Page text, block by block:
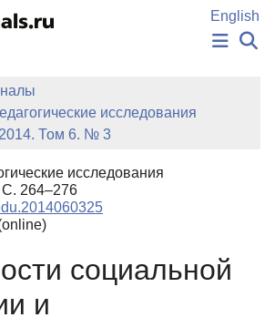
содержанию
English
НОВОСТИ
АВТОРЫ
КЛЮЧЕВЫЕ СЛОВА
исследования
2014. Том 6. № 3
исследования
264–276
социальной
и